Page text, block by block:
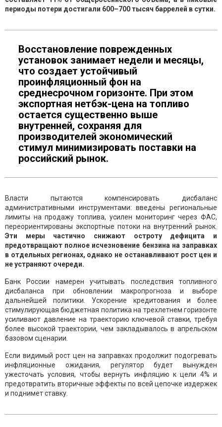
периоды потери достигали 600–700 тысяч баррелей в сутки.
Восстановление поврежденных
установок занимает недели и месяцы,
что создает устойчивый
проинфляционный фон на
среднесрочном горизонте. При этом
экспортная нетбэк-цена на топливо
остается существенно выше
внутренней, сохраняя для
производителей экономический
стимул минимизировать поставки на
российский рынок.
Власти пытаются компенсировать дисбаланс
административными инструментами: введены региональные
лимиты на продажу топлива, усилен мониторинг через ФАС,
переориентированы экспортные потоки на внутренний рынок.
Эти меры частично снижают остроту дефицита и
предотвращают полное исчезновение бензина на заправках
в отдельных регионах, однако не останавливают рост цен и
не устраняют очереди.
Банк России намерен учитывать последствия топливного
дисбаланса при обновлении макропрогноза и выборе
дальнейшей политики. Ускорение кредитования и более
стимулирующая бюджетная политика на трехлетнем горизонте
усиливают давление на траекторию ключевой ставки, требуя
более высокой траектории, чем закладывалось в апрельском
базовом сценарии.
Если видимый рост цен на заправках продолжит подогревать
инфляционные ожидания, регулятор будет вынужден
ужесточать условия, чтобы вернуть инфляцию к цели 4% и
предотвратить вторичные эффекты по всей цепочке издержек
и поднимет ставку.